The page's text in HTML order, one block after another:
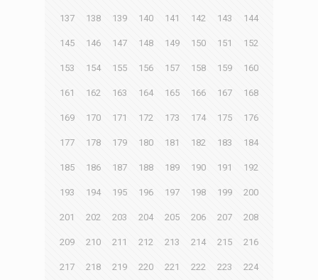
137 138 139 140 141 142 143 144
145 146 147 148 149 150 151 152
153 154 155 156 157 158 159 160
161 162 163 164 165 166 167 168
169 170 171 172 173 174 175 176
177 178 179 180 181 182 183 184
185 186 187 188 189 190 191 192
193 194 195 196 197 198 199 200
201 202 203 204 205 206 207 208
209 210 211 212 213 214 215 216
217 218 219 220 221 222 223 224